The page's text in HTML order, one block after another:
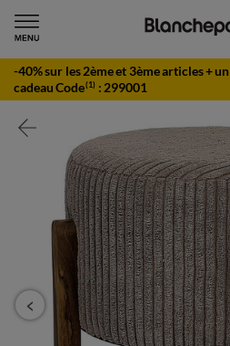
-40% sur les 2ème et 3ème articles + un
cadeau Code(1) : 299001